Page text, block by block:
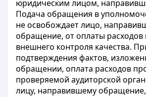
юридическим лицом,
Подача обращения в
не освобождает лицо,
обращение, от оплаты расходов
внешнего контроля качества.
подтверждения фактов,
обращении, оплата расходов
проверяемой аудиторской
лицу, направившему